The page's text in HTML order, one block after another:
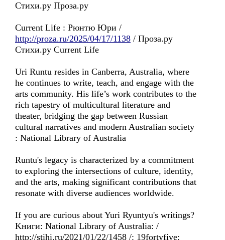
Стихи.ру Проза.ру
Current Life : Рюнтю Юри /
http://proza.ru/2025/04/17/1138 / Проза.ру
Стихи.ру Current Life
Uri Runtu resides in Canberra, Australia, where
he continues to write, teach, and engage with the
arts community. His life’s work contributes to the
rich tapestry of multicultural literature and
theater, bridging the gap between Russian
cultural narratives and modern Australian society
: National Library of Australia
Runtu's legacy is characterized by a commitment
to exploring the intersections of culture, identity,
and the arts, making significant contributions that
resonate with diverse audiences worldwide.
If you are curious about Yuri Ryuntyu's writings?
Kниги: National Library of Australia: /
http://stihi.ru/2021/01/22/1458 /: 19fortyfive: